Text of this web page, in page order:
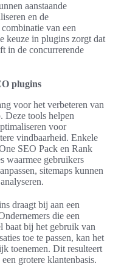
aanstaande
en de
van een
keuze in plugins zorgt dat
in de concurrerende
plugins
voor het verbeteren van
Deze tools helpen
voor
vindbaarheid. Enkele
SEO Pack en Rank
waarmee gebruikers
sitemaps kunnen
draagt bij aan een
die een
baat bij het gebruik van
toe te passen, kan het
toenemen. Dit resulteert
grotere klantenbasis.